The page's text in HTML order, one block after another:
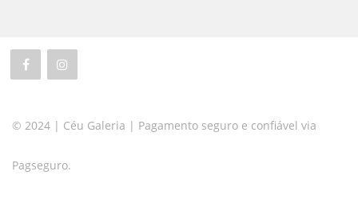
© 2024 | Céu Galeria | Pagamento seguro e confiável via
Pagseguro.